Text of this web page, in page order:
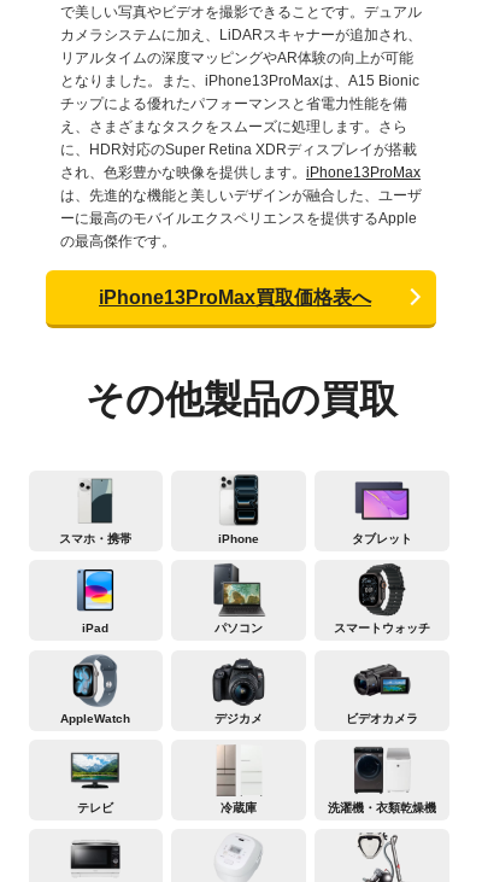
で美しい写真やビデオを撮影できることです。デュアル
カメラシステムに加え、LiDARスキャナーが追加され、
リアルタイムの深度マッピングやAR体験の向上が可能
となりました。また、iPhone13ProMaxは、A15 Bionic
チップによる優れたパフォーマンスと省電力性能を備
え、さまざまなタスクをスムーズに処理します。さら
に、HDR対応のSuper Retina XDRディスプレイが搭載
され、色彩豊かな映像を提供します。 iPhone13ProMax
は、先進的な機能と美しいデザインが融合した、ユーザ
ーに最高のモバイルエクスペリエンスを提供するApple
の最高傑作です。
iPhone13ProMax買取価格表へ
その他製品の買取
スマホ・携帯 iPhone タブレット
iPad パソコン スマートウォッチ
AppleWatch デジカメ ビデオカメラ
テレビ 冷蔵庫 洗濯機・衣類乾燥機